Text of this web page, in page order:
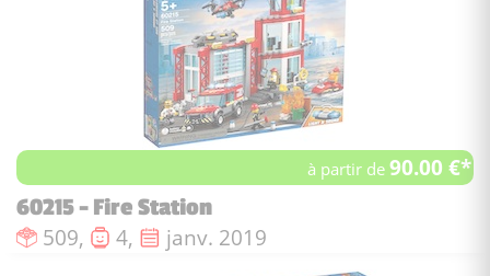
à partir de90.00 €*
60215 - Fire Station
Nombre de pièces :
509, Nombre de figurines :
4, Date de sortie :
janv. 2019